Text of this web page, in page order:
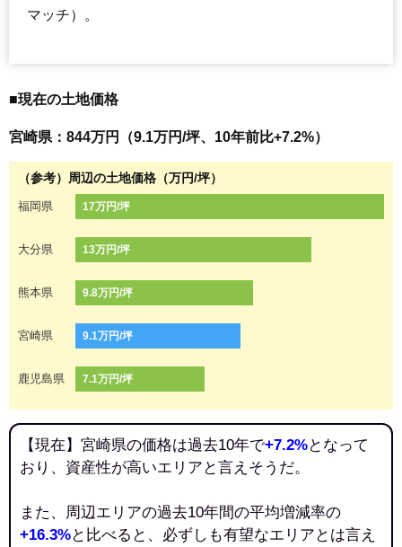
マッチ）。
■現在の土地価格
宮崎県：844万円（9.1万円/坪、10年前比+7.2%）
（参考）周辺の土地価格（万円/坪）
福岡県 17万円/坪
大分県 13万円/坪
熊本県 9.8万円/坪
宮崎県 9.1万円/坪
鹿児島県 7.1万円/坪
【現在】宮崎県の価格は過去10年で+7.2%となって
おり、資産性が高いエリアと言えそうだ。
また、周辺エリアの過去10年間の平均増減率の
+16.3%と比べると、必ずしも有望なエリアとは言え